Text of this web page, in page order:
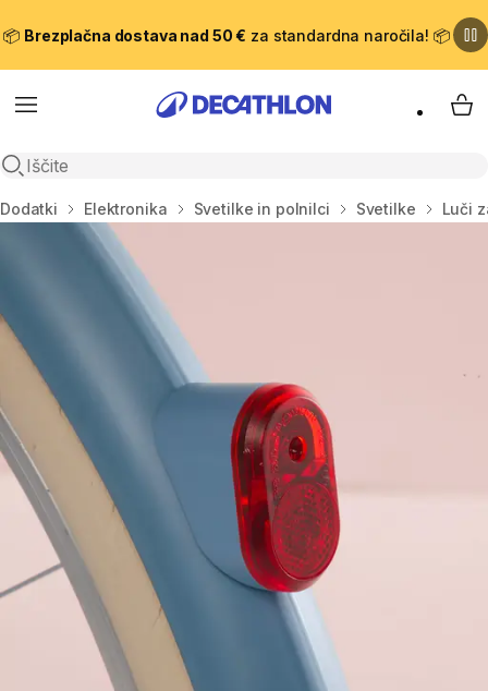
📦 Brezplačna dostava nad 50 € za standardna naročila! 📦
Meni
Odpri iskanje
Domov
Dodatki Elektronika Svetilke in polnilci Svetilke Luči